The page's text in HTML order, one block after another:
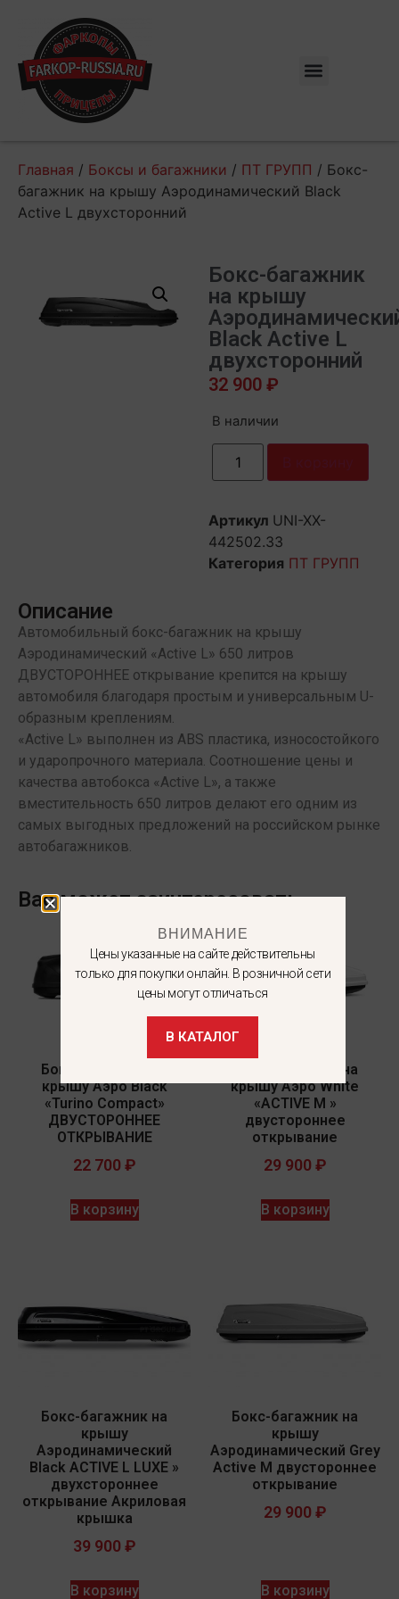
Главная / Боксы и багажники / ПТ ГРУПП / Бокс-
багажник на крышу Аэродинамический Black
Active L двухсторонний
Бокс-багажник
на крышу
Black Active L
двухсторонний
32 900 ₽
В наличии
Артикул UNI-XX-
442502.33
Категория ПТ ГРУПП
Описание
Автомобильный бокс-багажник на крышу
Аэродинамический «Active L» 650 литров
ДВУСТОРОННЕЕ открывание крепится на крышу
автомобиля благодаря простым и универсальным U-
образным креплениям.
«Active L» выполнен из ABS пластика, износостойкого
и ударопрочного материала. Соотношение цены и
качества автобокса «Active L», а также
вместительность 650 литров делают его одним из
самых выгодных предложений на российском рынке
автобагажников.
Вас может заинтересовать
Бокс-багажник на
крышу Аэро Black
«Turino Compact»
ДВУСТОРОННЕЕ
ОТКРЫВАНИЕ
22 700 ₽
В корзину
Бокс-багажник на
крышу Аэро White
«ACTIVE M »
двустороннее
открывание
29 900 ₽
В корзину
Бокс-багажник на
крышу
Аэродинамический
Black ACTIVE L LUXE »
двухстороннее
открывание Акриловая
крышка
39 900 ₽
В корзину
Бокс-багажник на
крышу
Аэродинамический Grey
Active M двустороннее
открывание
29 900 ₽
В корзину
ВНИМАНИЕ
Цены указанные на сайте действительны
только для покупки онлайн. В розничной сети
цены могут отличаться
В КАТАЛОГ